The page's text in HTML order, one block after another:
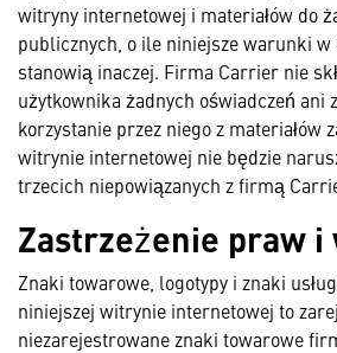
witryny internetowej i materiałów do
publicznych, o ile niniejsze warunki w
stanowią inaczej. Firma Carrier nie
użytkownika żadnych oświadczeń ani
korzystanie przez niego z materiałów
witrynie internetowej nie będzie
trzecich niepowiązanych z firmą
Zastrzeżenie praw i
Znaki towarowe, logotypy i znaki
niniejszej witrynie internetowej to
niezarejestrowane znaki towarowe